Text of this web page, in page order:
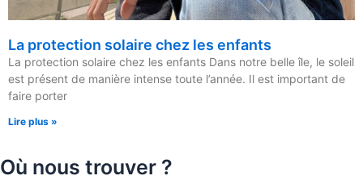
La protection solaire chez les enfants
La protection solaire chez les enfants Dans notre belle île, le soleil
est présent de manière intense toute l’année. Il est important de
faire porter
Lire plus »
Où nous trouver ?